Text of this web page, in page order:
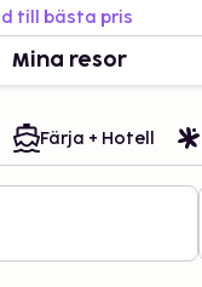
till bästa pris
Mina resor
Färja + Hotell